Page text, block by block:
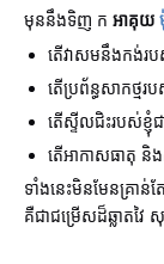
មុននឹងទិញ ក អាគុយ
តើវាសមនឹងកង់រប
តើប្រព័ន្ធសាកថ្ម
តើស្ទីលជិះរបស់ខ្ញុំជ
តើ​អាកាសធាតុ និង​
ទាំងនេះមិនមែនគ្រា
គឺជាជម្រើសដ៏ឆ្លាតវៃ